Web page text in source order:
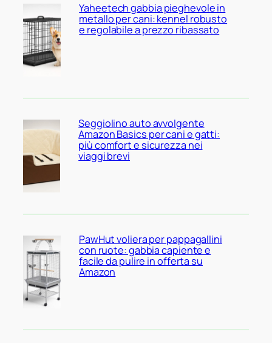
Yaheetech gabbia pieghevole in
metallo per cani: kennel robusto
e regolabile a prezzo ribassato
Seggiolino auto avvolgente
Amazon Basics per cani e gatti:
più comfort e sicurezza nei
viaggi brevi
PawHut voliera per pappagallini
con ruote: gabbia capiente e
facile da pulire in offerta su
Amazon